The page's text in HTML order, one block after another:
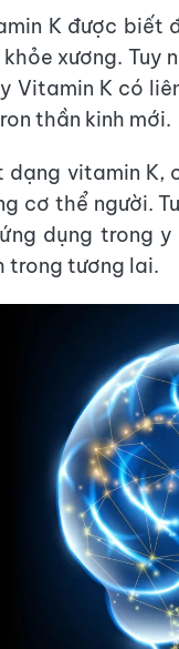
K được biết
khỏe xương. Tuy
Vitamin K có
thần kinh mới.
dạng vitamin K,
cơ thể người.
dụng trong
trong tương lai.